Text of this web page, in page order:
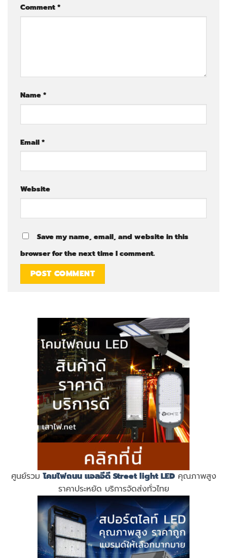
Comment*
Name*
Email*
Website
Save my name, email, and website in this
browser for the next time I comment.
ศูนย์รวมโคมไฟถนน แอลอีดี Street light LEDคุณภาพสูง
ราคาประหยัด บริการจัดส่งทั่วไทย